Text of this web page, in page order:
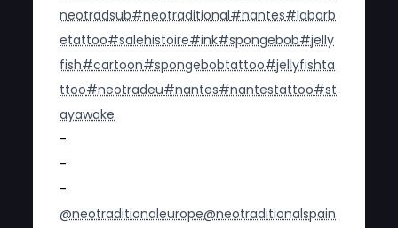
neotradsub#neotraditional#nantes#labarb
etattoo#salehistoire#ink#spongebob#jelly
fish#cartoon#spongebobtattoo#jellyfishta
ttoo#neotradeu#nantes#nantestattoo#st
ayawake
-
-
-
@neotraditionaleurope@neotraditionalspain